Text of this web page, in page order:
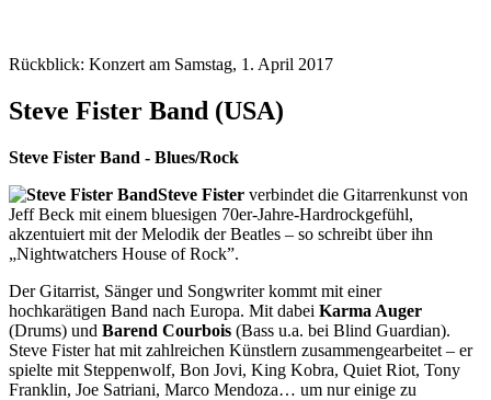
Rückblick: Konzert am Samstag, 1. April 2017
Steve Fister Band (USA)
Steve Fister Band - Blues/Rock
Steve Fister verbindet die Gitarrenkunst von
Jeff Beck mit einem bluesigen 70er-Jahre-Hardrockgefühl,
akzentuiert mit der Melodik der Beatles – so schreibt über ihn
„Nightwatchers House of Rock”.
Der Gitarrist, Sänger und Songwriter kommt mit einer
hochkarätigen Band nach Europa. Mit dabei Karma Auger
(Drums) und Barend Courbois (Bass u.a. bei Blind Guardian).
Steve Fister hat mit zahlreichen Künstlern zusammengearbeitet – er
spielte mit Steppenwolf, Bon Jovi, King Kobra, Quiet Riot, Tony
Franklin, Joe Satriani, Marco Mendoza… um nur einige zu